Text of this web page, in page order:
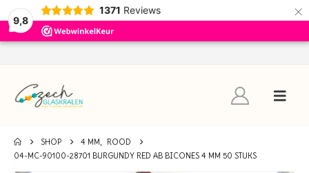
9,8
1371 Reviews ×
SHOP 4 MM, ROOD
04-MC-90100-28701 BURGUNDY RED AB BICONES 4 MM 50 STUKS